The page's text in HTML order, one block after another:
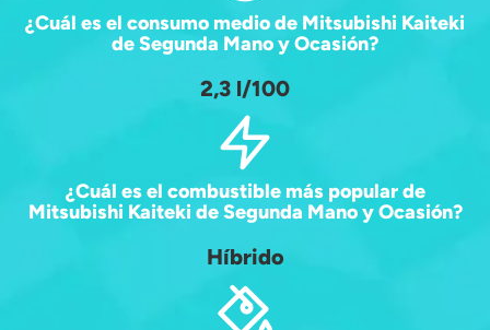
¿Cuál es el consumo medio de Mitsubishi Kaiteki
de Segunda Mano y Ocasión?
2,3 l/100
¿Cuál es el combustible más popular de
Mitsubishi Kaiteki de Segunda Mano y Ocasión?
Híbrido